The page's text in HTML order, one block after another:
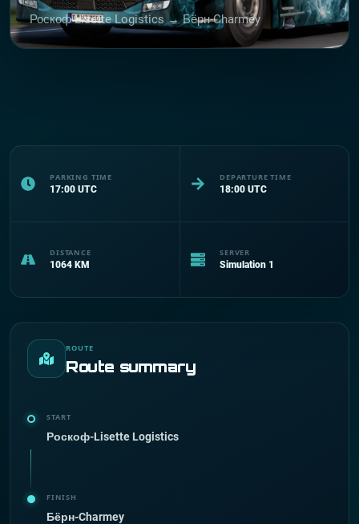
Роскоф-Lisette Logistics → Бёрн-Charmey
PARKING TIME
17:00 UTC
DEPARTURE TIME
18:00 UTC
DISTANCE
1064 KM
SERVER
Simulation 1
ROUTE
Route summary
START
Роскоф-Lisette Logistics
FINISH
Бёрн-Charmey